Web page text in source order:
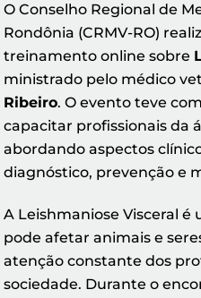
O Conselho Regional de
Rondônia (CRMV-RO)
treinamento online sobre
ministrado pelo médico
Ribeiro. O evento teve
capacitar profissionais da
abordando aspectos
diagnóstico, prevenção e
A Leishmaniose Visceral é
pode afetar animais e
atenção constante dos
sociedade. Durante o